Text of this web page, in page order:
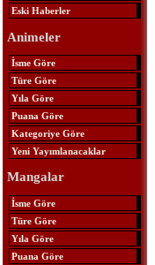
Eski Haberler
Animeler
İsme Göre
Türe Göre
Yıla Göre
Puana Göre
Kategoriye Göre
Yeni Yayımlanacaklar
Mangalar
İsme Göre
Türe Göre
Yıla Göre
Puana Göre